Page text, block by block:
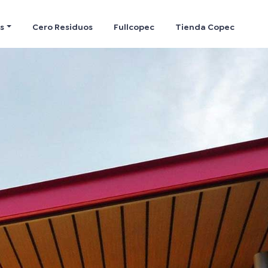
Cero Residuos Fullcopec Tienda Copec